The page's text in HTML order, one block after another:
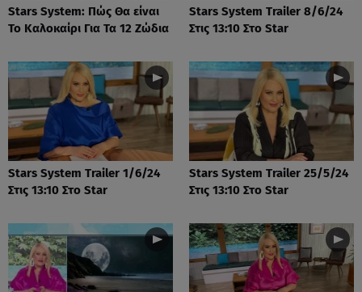
Stars System: Πώς Θα είναι
Το Καλοκαίρι Για Τα 12 Ζώδια
Stars System Trailer 8/6/24
Στις 13:10 Στο Star
Stars System Trailer 1/6/24
Στις 13:10 Στο Star
Stars System Trailer 25/5/24
Στις 13:10 Στο Star